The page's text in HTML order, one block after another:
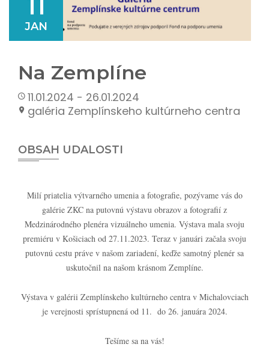
JAN
Na Zemplíne
11.01.2024 - 26.01.2024
galéria Zemplínskeho kultúrneho centra
OBSAH UDALOSTI
Milí priatelia výtvarného umenia a fotografie, pozývame vás do
galérie ZKC na putovnú výstavu obrazov a fotografií z
Medzinárodného plenéra vizuálneho umenia. Výstava mala svoju
premiéru v Košiciach od 27.11.2023. Teraz v januári začala svoju
putovnú cestu práve v našom zariadení, keďže samotný plenér sa
uskutočnil na našom krásnom Zemplíne.
Výstava v galérii Zemplínskeho kultúrneho centra v Michalovciach
je verejnosti sprístupnená od 11. do 26. januára 2024.
Tešíme sa na vás!